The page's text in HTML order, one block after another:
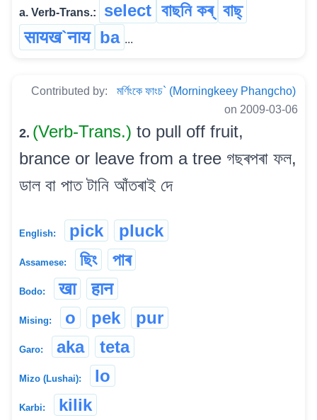
a. Verb-Trans.: select বাছনি কৰ্ বাছ্
सायख`नाय ba ...
Contributed by:
মৰ্ণিংকে ফাংচ` (Morningkeey Phangcho)
on 2009-03-06
2. (Verb-Trans.) to pull off fruit,
brance or leave from a tree গছৰপৰা ফল,
ডাল বা পাত টানি আঁতৰাই দে
English: pick pluck
Assamese: ছিং পাৰ
Bodo: खा हान
Mising: o pek pur
Garo: aka teta
Mizo (Lushai): lo
Karbi: kilik